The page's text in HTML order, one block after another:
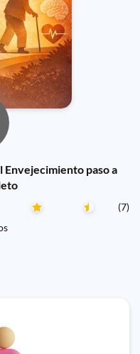
Envejecimiento paso a
(7)